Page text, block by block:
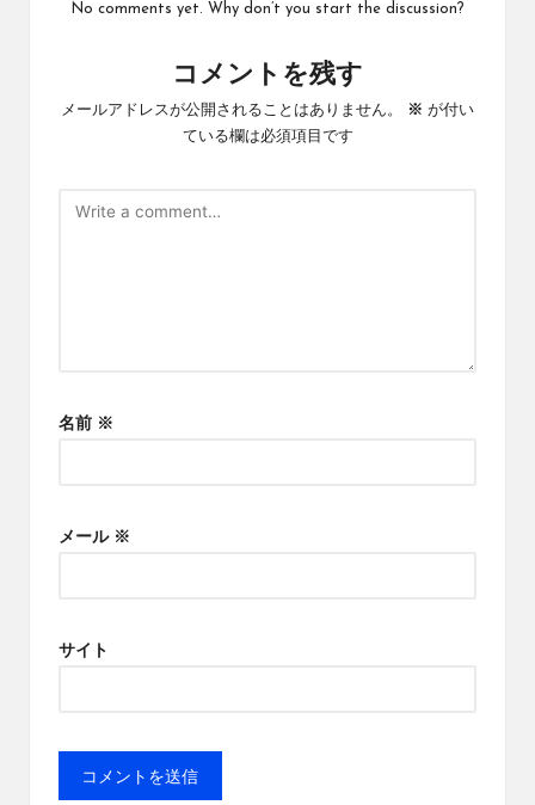
No comments yet. Why don’t you start the discussion?
コメントを残す
メールアドレスが公開されることはありません。 ※ が付い
ている欄は必須項目です
名前 ※
メール ※
サイト